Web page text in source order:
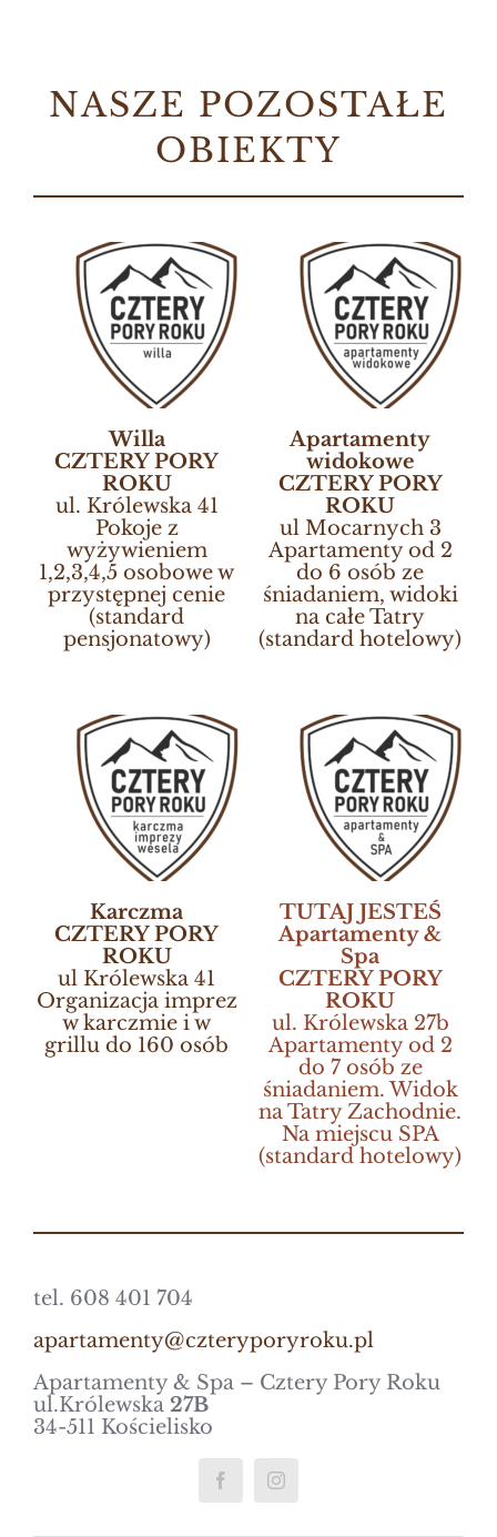
Rezerwuj Online
NASZE POZOSTAŁE
OBIEKTY
Willa
CZTERY PORY
ROKU
ul. Królewska 41
Pokoje z
wyżywieniem
1,2,3,4,5 osobowe w
przystępnej cenie
(standard
pensjonatowy)
Apartamenty
widokowe
CZTERY PORY
ROKU
ul Mocarnych 3
Apartamenty od 2
do 6 osób ze
śniadaniem, widoki
na całe Tatry
(standard hotelowy)
Karczma
CZTERY PORY
ROKU
ul Królewska 41
Organizacja imprez
w karczmie i w
grillu do 160 osób
TUTAJ JESTEŚ
Apartamenty &
Spa
CZTERY PORY
ROKU
ul. Królewska 27b
Apartamenty od 2
do 7 osób ze
śniadaniem. Widok
na Tatry Zachodnie.
Na miejscu SPA
(standard hotelowy)
tel. 608 401 704
apartamenty@czteryporyroku.pl
Apartamenty & Spa – Cztery Pory Roku
ul.Królewska 27B
34-511 Kościelisko